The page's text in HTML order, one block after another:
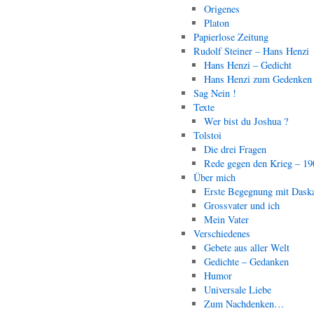
Origenes
Platon
Papierlose Zeitung
Rudolf Steiner – Hans Henzi
Hans Henzi – Gedicht
Hans Henzi zum Gedenken
Sag Nein !
Texte
Wer bist du Joshua ?
Tolstoi
Die drei Fragen
Rede gegen den Krieg –
Über mich
Erste Begegnung mit
Grossvater und ich
Mein Vater
Verschiedenes
Gebete aus aller Welt
Gedichte – Gedanken
Humor
Universale Liebe
Zum Nachdenken…